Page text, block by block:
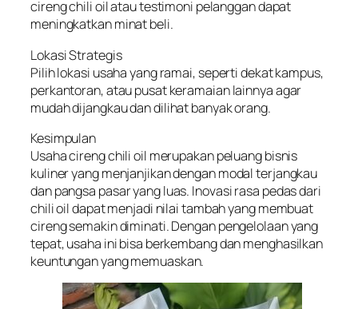
cireng chili oil atau testimoni pelanggan dapat
meningkatkan minat beli.
Lokasi Strategis
Pilih lokasi usaha yang ramai, seperti dekat kampus,
perkantoran, atau pusat keramaian lainnya agar
mudah dijangkau dan dilihat banyak orang.
Kesimpulan
Usaha cireng chili oil merupakan peluang bisnis
kuliner yang menjanjikan dengan modal terjangkau
dan pangsa pasar yang luas. Inovasi rasa pedas dari
chili oil dapat menjadi nilai tambah yang membuat
cireng semakin diminati. Dengan pengelolaan yang
tepat, usaha ini bisa berkembang dan menghasilkan
keuntungan yang memuaskan.